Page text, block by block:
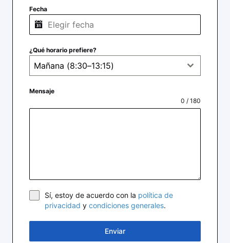
Fecha
¿Qué horario prefiere?
Mañana (8:30–13:15)
Mensaje
0 / 180
Sí, estoy de acuerdo con la política de
privacidad y condiciones generales.
Enviar